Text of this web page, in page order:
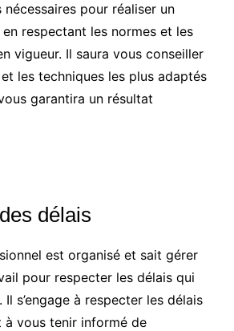
pour réaliser un
respectant les normes et les
vigueur. Il saura vous conseiller
les techniques les plus adaptés
garantira un résultat
délais
est organisé et sait gérer
pour respecter les délais qui
s’engage à respecter les délais
vous tenir informé de